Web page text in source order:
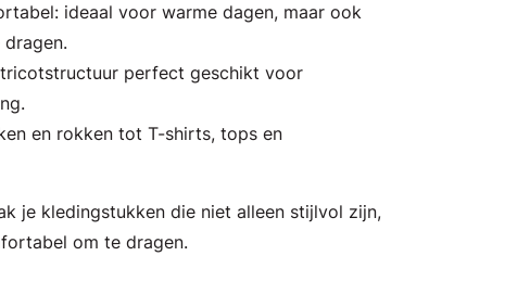
ideaal voor warme dagen, maar ook
perfect geschikt voor
en rokken tot T-shirts, tops en
je kledingstukken die niet alleen stijlvol zijn,
om te dragen.